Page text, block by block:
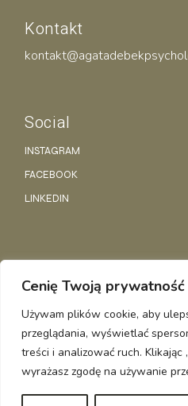
Cenię Twoją prywatność
Używam plików cookie, aby
przeglądania, wyświetlać
treści i analizować ruch. Klikając
wyrażasz zgodę na używanie
Kontakt
Social
INSTAGRAM
FACEBOOK
LINKEDIN
Regulamin
AGATA DĘBEK © WSZELKIE